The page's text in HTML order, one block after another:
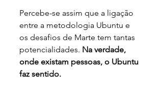
Percebe-se assim que a ligação
entre a metodologia Ubuntu e
os desafios de Marte tem tantas
potencialidades. Na verdade,
onde existam pessoas, o Ubuntu
faz sentido.